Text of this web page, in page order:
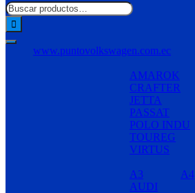
www.puntovolkswagen.com.ec
AMAROK
CRAFTER
JETTA
PASSAT
POLO INDU
TOUREG
VIRTUS
A3 A4
AUDI